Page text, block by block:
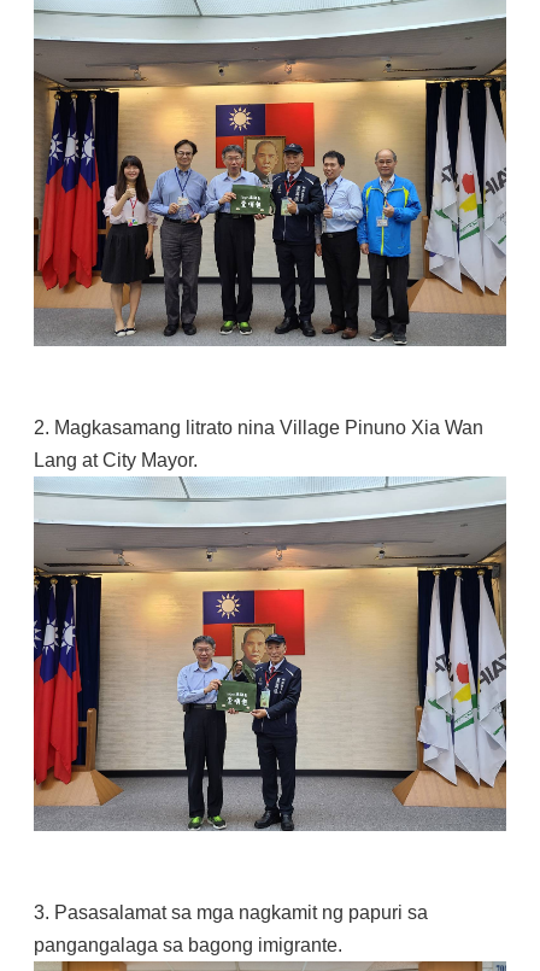
2. Magkasamang litrato nina Village Pinuno Xia Wan
Lang at City Mayor.
3. Pasasalamat sa mga nagkamit ng papuri sa
pangangalaga sa bagong imigrante.